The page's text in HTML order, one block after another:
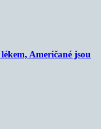
Američané jsou